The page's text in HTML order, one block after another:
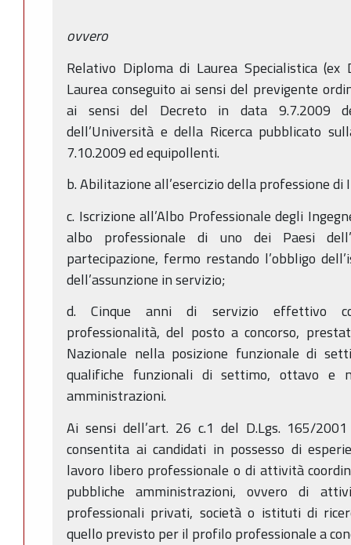
ovvero
Relativo Diploma di Laurea Specialistica
Laurea conseguito ai sensi del previgente
ai sensi del Decreto in data 9.7.2009
dell’Università e della Ricerca pubblicato
7.10.2009 ed equipollenti.
b. Abilitazione all’esercizio della professione di
c. Iscrizione all’Albo Professionale degli
albo professionale di uno dei Paesi
partecipazione, fermo restando l’obbligo
dell’assunzione in servizio;
d. Cinque anni di servizio effettivo
professionalità, del posto a concorso,
Nazionale nella posizione funzionale di
qualifiche funzionali di settimo, ottavo e
amministrazioni.
Ai sensi dell’art. 26 c.1 del D.Lgs. 165/
consentita ai candidati in possesso di
lavoro libero professionale o di attività
pubbliche amministrazioni, ovvero di
professionali privati, società o istituti di
quello previsto per il profilo professionale a